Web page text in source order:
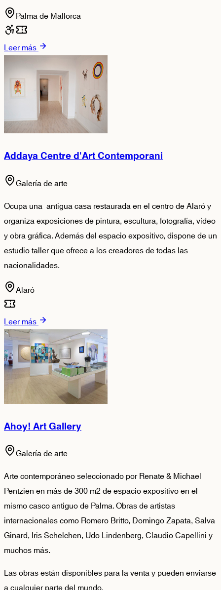
Palma de Mallorca
Leer más
Addaya Centre d'Art Contemporani
Galería de arte
Ocupa una antigua casa restaurada en el centro de Alaró y
organiza exposiciones de pintura, escultura, fotografía, vídeo
y obra gráfica. Además del espacio expositivo, dispone de un
estudio taller que ofrece a los creadores de todas las
nacionalidades.
Alaró
Leer más
Ahoy! Art Gallery
Galería de arte
Arte contemporáneo seleccionado por Renate & Michael
Pentzien en más de 300 m2 de espacio expositivo en el
mismo casco antiguo de Palma. Obras de artistas
internacionales como Romero Britto, Domingo Zapata, Salva
Ginard, Iris Schelchen, Udo Lindenberg, Claudio Capellini y
muchos más.
Las obras están disponibles para la venta y pueden enviarse